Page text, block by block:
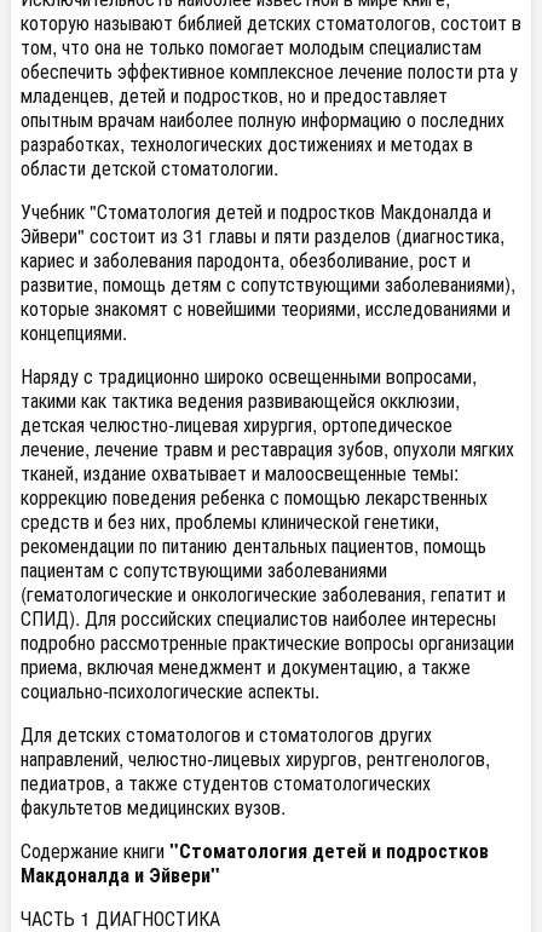
которую называют библией детских стоматологов, состоит в
том, что она не только помогает молодым специалистам
обеспечить эффективное комплексное лечение полости рта у
младенцев, детей и подростков, но и предоставляет
опытным врачам наиболее полную информацию о последних
разработках, технологических достижениях и методах в
области детской стоматологии.
Учебник "Стоматология детей и подростков Макдоналда и
Эйвери" состоит из 31 главы и пяти разделов (диагностика,
кариес и заболевания пародонта, обезболивание, рост и
развитие, помощь детям с сопутствующими заболеваниями),
которые знакомят с новейшими теориями, исследованиями и
концепциями.
Наряду с традиционно широко освещенными вопросами,
такими как тактика ведения развивающейся окклюзии,
детская челюстно-лицевая хирургия, ортопедическое
лечение, лечение травм и реставрация зубов, опухоли мягких
тканей, издание охватывает и малоосвещенные темы:
коррекцию поведения ребенка с помощью лекарственных
средств и без них, проблемы клинической генетики,
рекомендации по питанию дентальных пациентов, помощь
пациентам с сопутствующими заболеваниями
(гематологические и онкологические заболевания, гепатит и
СПИД). Для российских специалистов наиболее интересны
подробно рассмотренные практические вопросы организации
приема, включая менеджмент и документацию, а также
социально-психологические аспекты.
Для детских стоматологов и стоматологов других
направлений, челюстно-лицевых хирургов, рентгенологов,
педиатров, а также студентов стоматологических
факультетов медицинских вузов.
Содержание книги"Стоматология детей и подростков
Макдоналда и Эйвери"
ЧАСТЬ 1 ДИАГНОСТИКА